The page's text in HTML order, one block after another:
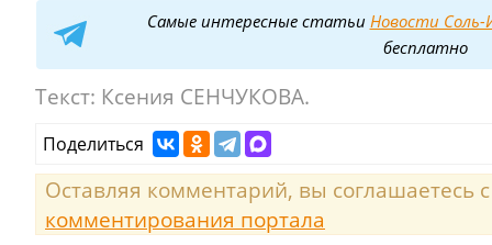
Самые интересные статьи Новости Соль-
бесплатно
Текст: Ксения СЕНЧУКОВА.
Поделиться
Оставляя комментарий, вы соглашаетесь
комментирования портала